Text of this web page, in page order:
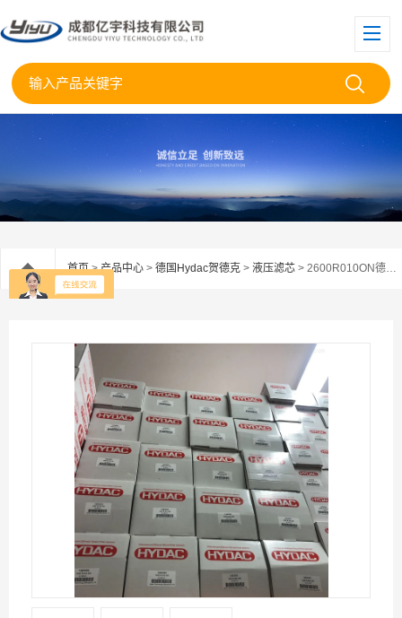
首页>产品中心 > 德国Hydac贺德克 > 液压滤芯 > 2600R010ON德国贺德克原装滤芯2600R010库房现货当天发